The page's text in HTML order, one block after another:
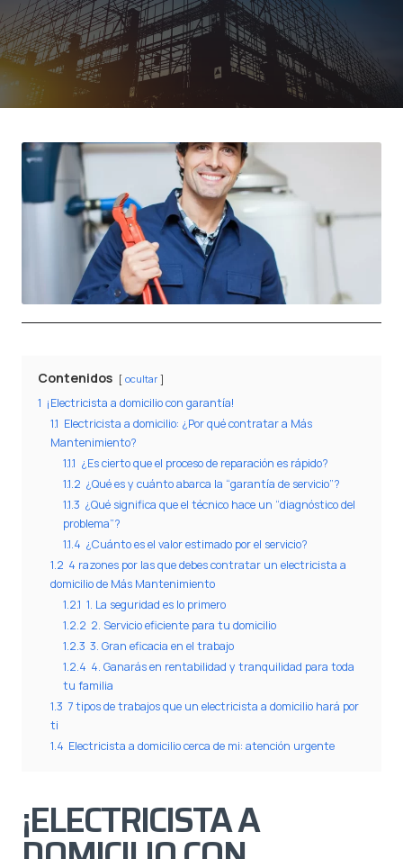
Contenidos ocultar
1 ¡Electricista a domicilio con garantía!
1.1 Electricista a domicilio: ¿Por qué contratar a Más
Mantenimiento?
1.1.1 ¿Es cierto que el proceso de reparación es rápido?
1.1.2 ¿Qué es y cuánto abarca la “garantía de servicio”?
1.1.3 ¿Qué significa que el técnico hace un “diagnóstico del
problema”?
1.1.4 ¿Cuánto es el valor estimado por el servicio?
1.2 4 razones por las que debes contratar un electricista a
domicilio de Más Mantenimiento
1.2.1 1. La seguridad es lo primero
1.2.2 2. Servicio eficiente para tu domicilio
1.2.3 3. Gran eficacia en el trabajo
1.2.4 4. Ganarás en rentabilidad y tranquilidad para toda
tu familia
1.3 7 tipos de trabajos que un electricista a domicilio hará por
ti
1.4 Electricista a domicilio cerca de mi: atención urgente
¡ELECTRICISTA A